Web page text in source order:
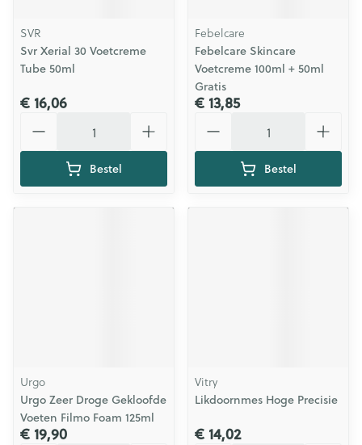
SVR
Svr Xerial 30 Voetcreme
Tube 50ml
€ 16,06
Bestel
Febelcare
Febelcare Skincare
Voetcreme 100ml + 50ml
Gratis
€ 13,85
Bestel
Urgo
Urgo Zeer Droge Gekloofde
Voeten Filmo Foam 125ml
€ 19,90
Vitry
Likdoornmes Hoge Precisie
€ 14,02